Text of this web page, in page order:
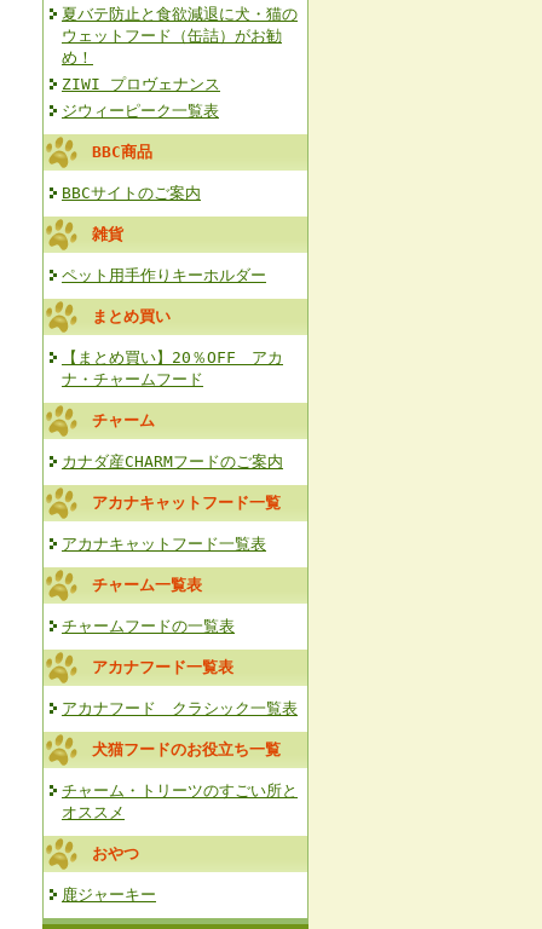
夏バテ防止と食欲減退に犬・猫の
ウェットフード（缶詰）がお勧
め！
ZIWI プロヴェナンス
ジウィーピーク一覧表
BBC商品
BBCサイトのご案内
雑貨
ペット用手作りキーホルダー
まとめ買い
【まとめ買い】20％OFF アカ
ナ・チャームフード
チャーム
カナダ産CHARMフードのご案内
アカナキャットフード一覧
アカナキャットフード一覧表
チャーム一覧表
チャームフードの一覧表
アカナフード一覧表
アカナフード クラシック一覧表
犬猫フードのお役立ち一覧
チャーム・トリーツのすごい所と
オススメ
おやつ
鹿ジャーキー